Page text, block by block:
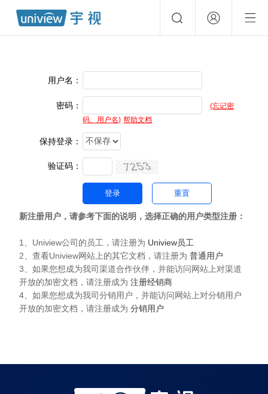
用户名：
密码：
(忘记密
码、用户名) 帮助文档
保持登录：
验证码：
新注册用户，请参考下面的说明，选择正确的用户类型注册：
1、Uniview公司的员工，请注册为 Uniview员工
2、查看Uniview网站上的其它文档，请注册为普通用户
3、如果您想成为我司渠道合作伙伴，并能访问网站上对渠道
开放的加密文档，请注册成为注册经销商
4、如果您想成为我司分销用户，并能访问网站上对分销用户
开放的加密文档，请注册成为分销用户